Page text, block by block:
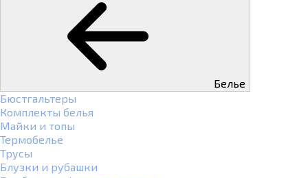
Белье
Бюстгальтеры
Комплекты белья
Майки и топы
Термобелье
Трусы
Блузки и рубашки